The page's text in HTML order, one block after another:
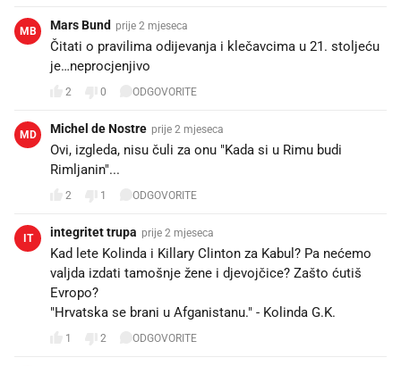
MB Mars Bund prije 2 mjeseca
Čitati o pravilima odijevanja i klečavcima u 21. stoljeću
je…neprocjenjivo🤮
2 0 ODGOVORITE
MD Michel de Nostre prije 2 mjeseca
Ovi, izgleda, nisu čuli za onu "Kada si u Rimu budi
Rimljanin"...
2 1 ODGOVORITE
IT integritet trupa prije 2 mjeseca
Kad lete Kolinda i Killary Clinton za Kabul? Pa nećemo
valjda izdati tamošnje žene i djevojčice? Zašto ćutiš
Evropo?
"Hrvatska se brani u Afganistanu." - Kolinda G.K.
1 2 ODGOVORITE